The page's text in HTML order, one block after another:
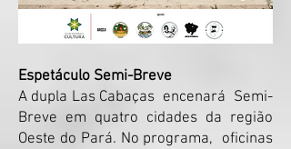
Espetáculo Semi-Breve
A dupla Las Cabaças encenará Semi-
Breve em quatro cidades da região
Oeste do Pará. No programa, oficinas